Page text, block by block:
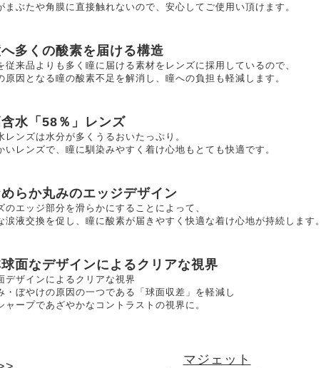
まぶたや角膜に直接触れないので、安心してご使用い頂けます。
多くの酸素を届ける構造
従来品よりも多く瞳に届ける素材をレンズに採用しているので、
原因となる瞳の酸素不足を解消し、瞳への負担も軽減します。
水「58％」レンズ
レンズは水分が多くうるおいたっぷり。
いレンズで、瞳に馴染みやすく着け心地もとても快適です。
らか丸みのエッジデザイン
のエッジ部分を滑らかにすることによって、
涙液交換を促し、瞳に酸素が届きやすく快適な着け心地が持続します。
面なデザインによるクリアな視界
デザインによるクリアな視界
・ぼやけの原因の一つである「球面収差」を軽減し
ャープであざやかなコントラストの視界に。
マジェット